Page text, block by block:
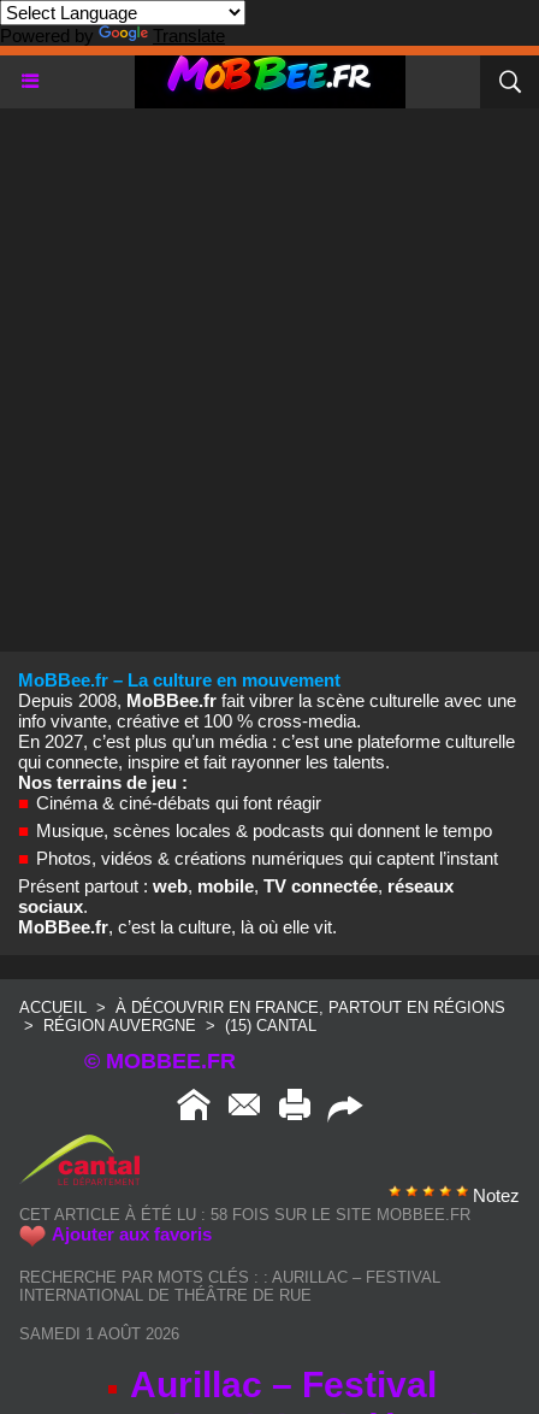
Powered by Translate
MoBBee.fr – La culture en mouvement
Depuis 2008, MoBBee.fr fait vibrer la scène culturelle avec une
info vivante, créative et 100 % cross‑media.
En 2027, c’est plus qu’un média : c’est une plateforme culturelle
qui connecte, inspire et fait rayonner les talents.
Nos terrains de jeu :
■ Cinéma & ciné‑débats qui font réagir
■ Musique, scènes locales & podcasts qui donnent le tempo
■ Photos, vidéos & créations numériques qui captent l’instant
Présent partout : web, mobile, TV connectée, réseaux
sociaux.
MoBBee.fr, c’est la culture, là où elle vit.
ACCUEIL > À DÉCOUVRIR EN FRANCE, PARTOUT EN RÉGIONS
>
RÉGION AUVERGNE > (15) CANTAL
© MOBBEE.FR
Notez
CET ARTICLE À ÉTÉ LU : 58 FOIS SUR LE SITE MOBBEE.FR
Ajouter aux favoris
RECHERCHE PAR MOTS CLÉS : : AURILLAC – FESTIVAL
INTERNATIONAL DE THÉÂTRE DE RUE
SAMEDI 1 AOÛT 2026
Aurillac – Festival